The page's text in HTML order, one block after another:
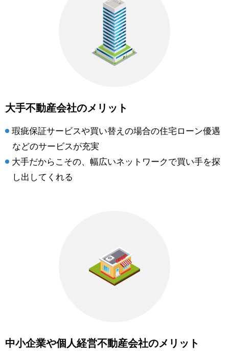
大手不動産会社のメリット
瑕疵保証サービスや買い替えの場合の住宅ローン優遇
などのサービスが充実
大手だからこその、幅広いネットワークで買い手を探
し出してくれる
中小企業や個人経営不動産会社のメリット